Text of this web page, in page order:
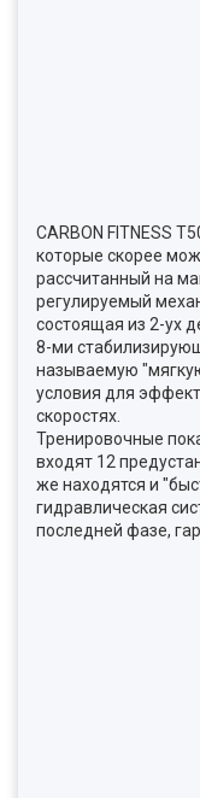
CARBON FITNESS
которые скорее
рассчитанный на
регулируемый
состоящая из 2-ух
8-ми
называемую
условия для
скоростях.
Тренировочные
входят 12
же находятся и
гидравлическая
последней фазе,